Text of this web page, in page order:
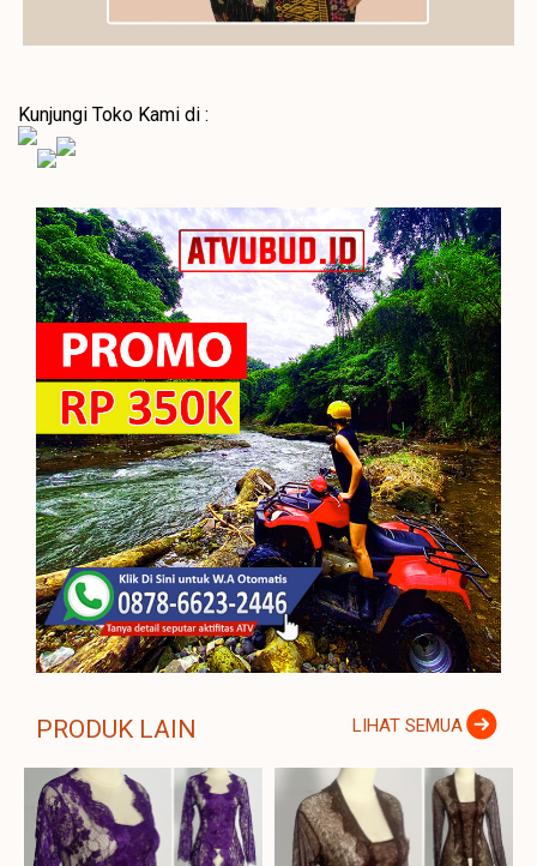
Kunjungi Toko Kami di :
PRODUK LAIN LIHAT SEMUA